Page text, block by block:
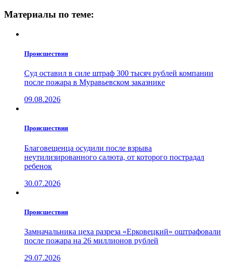
Материалы по теме:
Проиcшествия
Суд оставил в силе штраф 300 тысяч рублей компании
после пожара в Муравьевском заказнике
09.08.2026
Проиcшествия
Благовещенца осудили после взрыва
неутилизированного салюта, от которого пострадал
ребенок
30.07.2026
Проиcшествия
Замначальника цеха разреза «Ерковецкий» оштрафовали
после пожара на 26 миллионов рублей
29.07.2026